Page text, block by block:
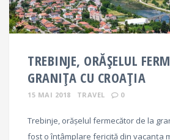
TREBINJE, ORĂȘELUL
GRANIȚA CU CROAȚIA
15 MAI 2018 TRAVEL 0
Trebinje, orășelul fermecător de la
fost o întâmplare fericită din vacanța